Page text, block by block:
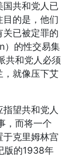
共和党人已
的是，他们
关已被定罪的
的性交易集
共和党人必须
，就像压下艾
望共和党人
，而将一个
于克里姆林宫
版的1938年